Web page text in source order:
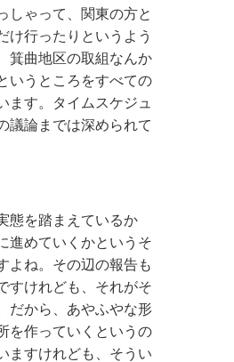
しゃって、関東の方と
け行ったりというよう
箕曲地区の取組なんか
いうところをすべての
ます。タイムスケジュ
議論までは深められて
態を踏まえているか
進めていくかというそ
よね。その辺の報告も
すけれども、それがそ
だから、あやふやな形
を作っていくというの
ますけれども、そうい